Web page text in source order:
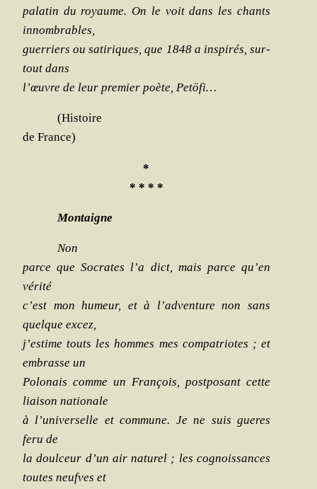
pala­tin du royaume. On le voit dans les chants
innombrables,
guer­riers ou sati­riques, que 1848 a ins­pi­rés, sur­
tout dans
l’œuvre de leur pre­mier poète, Petöfi…
(His­toire
de France)
*
* * * *
Mon­taigne
Non
parce que Socrates l’a dict, mais parce qu’en
vérité
c’est mon humeur, et à l’adventure non sans
quelque excez,
j’estime touts les hommes mes com­pa­triotes ; et
embrasse un
Polo­nais comme un Fran­çois, post­po­sant cette
liai­son nationale
à l’univer­selle et com­mune. Je ne suis gueres
feru de
la doul­ceur d’un air natu­rel ; les cognois­sances
toutes neufves et